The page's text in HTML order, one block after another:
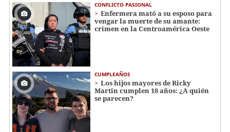
CONFLICTO PASIONAL
Enfermera mató a su esposo para
vengar la muerte de su amante:
crimen en la Centroamérica Oeste
CUMPLEAÑOS
Los hijos mayores de Ricky
Martin cumplen 18 años: ¿A quién
se parecen?